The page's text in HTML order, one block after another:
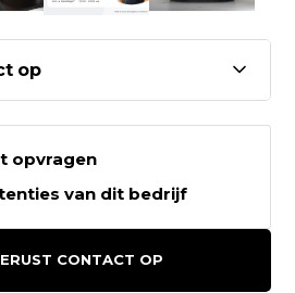
op
Vaartland.nl
opvragen
van dit bedrijf
CONTACT OP